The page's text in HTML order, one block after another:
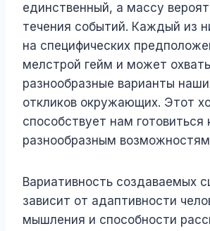
единственный, а массу
течения событий. Каждый из
на специфических
мелстрой гейм и может
разнообразные варианты
откликов окружающих. Этот
способствует нам готовиться
разнообразным
Вариативность создаваемых
зависит от адаптивности
мышления и способности